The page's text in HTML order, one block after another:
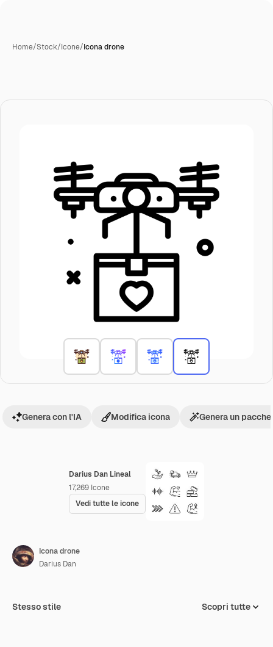
Home/Stock/Icone/Icona drone
Darius Dan Lineal
17,269 Icone
Vedi tutte le icone
Genera con l'IA Modifica icona Genera un
Icona drone
Darius Dan
Stesso stile Scopri tutte